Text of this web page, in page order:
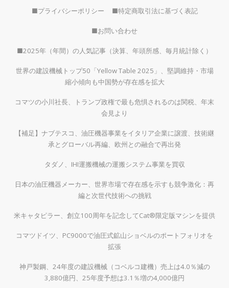
■プライバシーポリシー ■特定商取引法に基づく表記
■お問い合わせ
■2025年（年間）の人気記事（決算、年頭所感、毎月統計除く）
世界の建設機械トップ50「Yellow Table 2025」、堅調維持・市場
縮小傾向も中国勢が存在感を拡大
コマツの小川社長、トランプ政権で最も危惧されるのは関税、年末
会見より
【補足】ナブテスコ、油圧機器事業をイタリア企業に譲渡、技術継
承とグローバル再編、欧州との融合で再出発
タダノ、IHI運搬機械の運搬システム事業を買収
日本の油圧機器メーカー、世界市場で存在感を示すも競争激化：再
編と次世代技術への挑戦
米キャタピラー、創立100周年を記念してCat®限定版マシンを提供
コマツドイツ、PC9000で油圧式鉱山ショベルのポートフォリオを
拡張
神戸製鋼、24年度の建設機械（コベルコ建機）売上は4.0％減の
3,880億円、25年度予想は3.1％増の4,000億円